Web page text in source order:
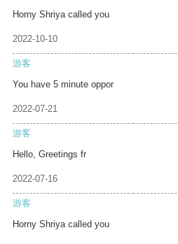
Horny Shriya called you
2022-10-10
游客
You have 5 minute oppor
2022-07-21
游客
Hello, Greetings fr
2022-07-16
游客
Horny Shriya called you